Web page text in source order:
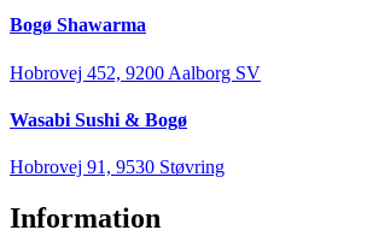
Bogø Shawarma
Hobrovej 452, 9200 Aalborg SV
Wasabi Sushi & Bogø
Hobrovej 91, 9530 Støvring
Information